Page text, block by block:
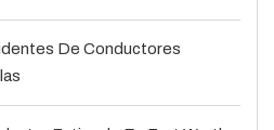
De Conductores